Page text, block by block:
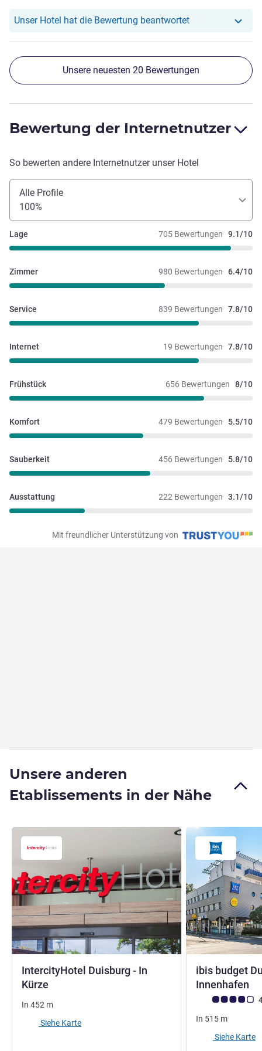
Unser Hotel hat die Bewertung beantwortetUnser Hotel hat
Unsere neuesten 20 Bewertungen
Bewertung der Internetnutzer
So bewerten andere Internetnutzer unser Hotel
Alle Profile
100%
705 Bewertungen 9.1/10
Lage
980 Bewertungen 6.4/10
Zimmer
839 Bewertungen 7.8/10
Service
19 Bewertungen 7.8/10
Internet
656 Bewertungen 8/10
Frühstück
479 Bewertungen 5.5/10
Komfort
456 Bewertungen 5.8/10
Sauberkeit
222 Bewertungen 3.1/10
Ausstattung
Mit freundlicher Unterstützung von
Unsere anderen
Etablissements in der Nähe
IntercityHotel Duisburg - In
Kürze
In 452 m
Siehe Karte
ibis budget
Innenhafen
Note
In 515 m
Siehe Karte